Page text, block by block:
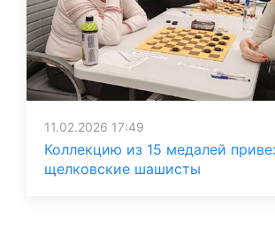
11.02.2026 17:49
Коллекцию из 15 медалей
щелковские шашисты